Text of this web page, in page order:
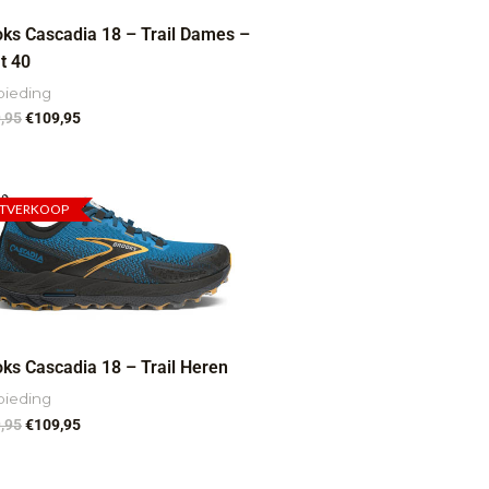
Cascadia 18 – Trail Dames –
40
€109,95
Cascadia 18 – Trail Heren
prijs
was:
€149,95.
€109,95
prijs
is:
€109,95.